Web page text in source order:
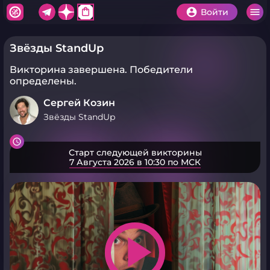
shopping_bag Войти
Звёзды StandUp
Викторина завершена. Победители
определены.
Сергей Козин
Звёзды StandUp
Старт следующей викторины
7 Августа 2026 в 10:30 по МСК
play_arrow